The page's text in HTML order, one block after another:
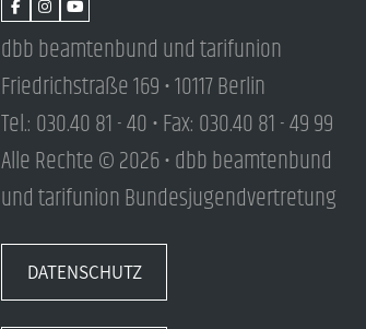
dbb beamtenbund und tarifunion
Friedrichstraße 169 • 10117 Berlin
Tel.: 030.40 81 - 40 • Fax: 030.40 81 - 49 99
Alle Rechte © 2026 • dbb beamtenbund
und tarifunion Bundesjugendvertretung
DATENSCHUTZ